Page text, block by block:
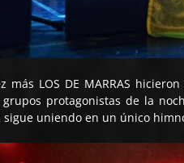
más LOS DE MARRAS
grupos protagonistas de la
sigue uniendo en un único